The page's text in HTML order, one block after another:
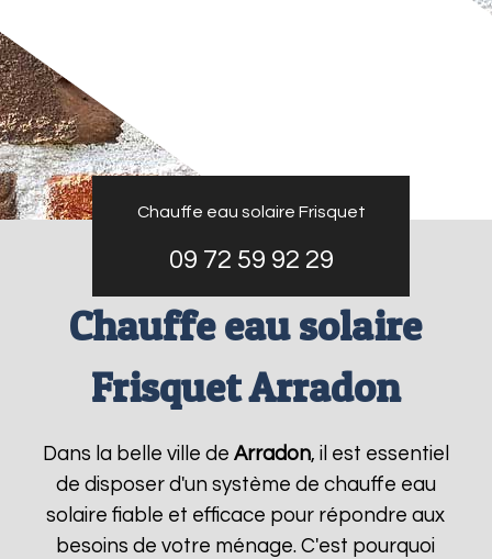
Chauffe eau solaire Frisquet
09 72 59 92 29
Chauffe eau solaire
Frisquet Arradon
Dans la belle ville de Arradon, il est essentiel
de disposer d'un système de chauffe eau
solaire fiable et efficace pour répondre aux
besoins de votre ménage. C'est pourquoi